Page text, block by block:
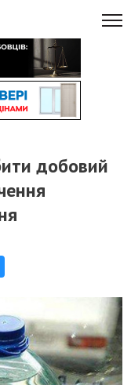
добовий